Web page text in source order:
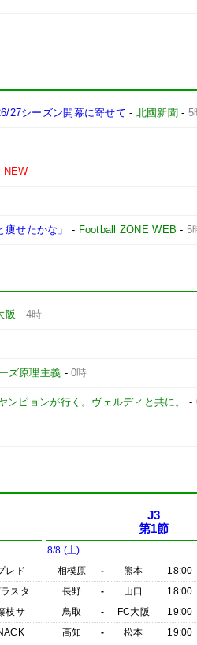
27シーズン開幕に寄せて - 北國新聞 - 5
NEW
せたかな」 - Football ZONE WEB - 5
阪 - 4時
ズ原理主義 -0時
ンピョンが行く。ヴェルディと共に。 -
レド
スタ
枝サ
J3
第1節
8/8 (土)
相模原
- 熊本 18:00
長野
- 山口 18:00
鳥取
- FC大阪 19:00
高知
- 松本 19:00